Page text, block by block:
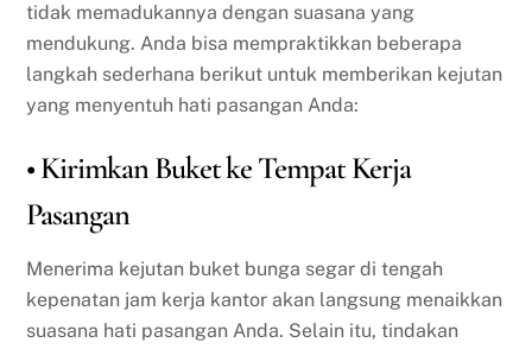
tidak memadukannya dengan suasana yang
mendukung. Anda bisa mempraktikkan beberapa
langkah sederhana berikut untuk memberikan kejutan
yang menyentuh hati pasangan Anda:
• Kirimkan Buket ke Tempat Kerja
Pasangan
Menerima kejutan buket bunga segar di tengah
kepenatan jam kerja kantor akan langsung menaikkan
suasana hati pasangan Anda. Selain itu, tindakan